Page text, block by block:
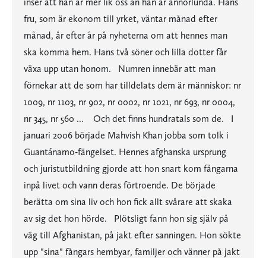
fru, som är ekonom till yrket, väntar månad efter
månad, år efter år på nyheterna om att hennes man
ska komma hem. Hans två söner och lilla dotter får
växa upp utan honom. Numren innebär att man
förnekar att de som har tilldelats dem är människor: nr
1009, nr 1103, nr 902, nr 0002, nr 1021, nr 693, nr 0004,
nr 345, nr 560 ... Och det finns hundratals som de. I
januari 2006 började Mahvish Khan jobba som tolk i
Guantánamo-fängelset. Hennes afghanska ursprung
och juristutbildning gjorde att hon snart kom fångarna
inpå livet och vann deras förtroende. De började
berätta om sina liv och hon fick allt svårare att skaka
av sig det hon hörde. Plötsligt fann hon sig själv på
väg till Afghanistan, på jakt efter sanningen. Hon sökte
upp "sina" fångars hembyar, familjer och vänner på jakt